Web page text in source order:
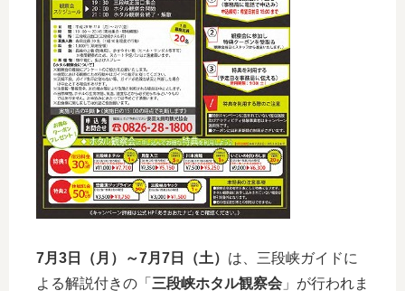
7月3日（月）～7月7日（土） は、三段峡ガイドに
よる解説付きの「 三段峡ホタル観察会 」が行われま